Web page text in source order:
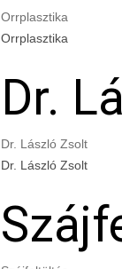
Orrplasztika
Orrplasztika
Dr.
Dr. László Zsolt
Dr. László Zsolt